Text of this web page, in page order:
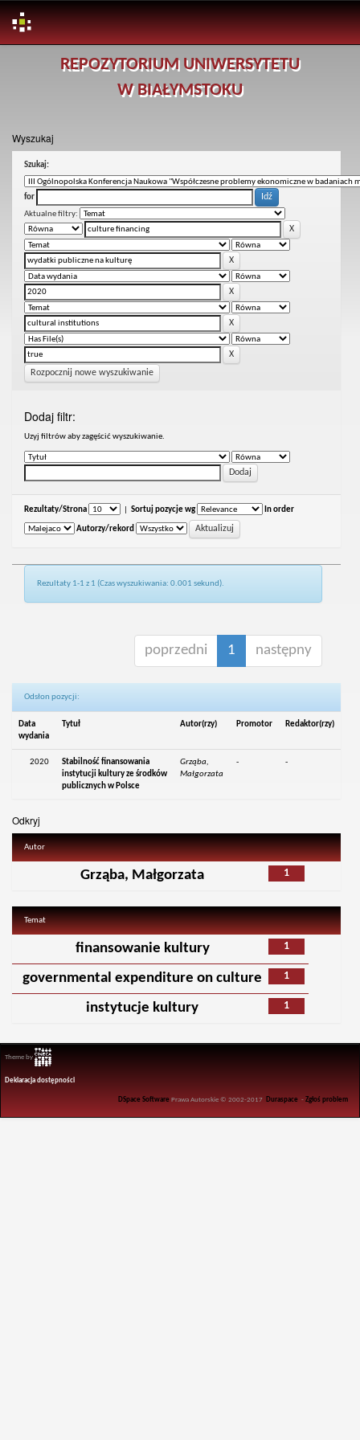
REPOZYTORIUM UNIWERSYTETU
W BIAŁYMSTOKU
Wyszukaj
Szukaj:
for
Aktualne filtry:
Rozpocznij nowe wyszukiwanie
Dodaj filtr:
Uzyj filtrów aby zagęścić wyszukiwanie.
Rezultaty/Strona Sortuj pozycje wg In order
Autorzy/rekord
Rezultaty 1-1 z 1 (Czas wyszukiwania: 0.001 sekund).
poprzedni 1 następny
Odsłon pozycji:
Data
wydania
Tytuł Autor(rzy) Promotor Redaktor(rzy)
2020
Stabilność finansowania
instytucji kultury ze środków
publicznych w Polsce
Grząba,
Małgorzata
- -
Odkryj
Autor
1
Grząba, Małgorzata
Temat
1
finansowanie kultury
1
governmental expenditure on culture
1
instytucje kultury
Theme by
Deklaracja dostępności
DSpace Software Prawa Autorskie © 2002-2017 Duraspace -Zgłoś problem